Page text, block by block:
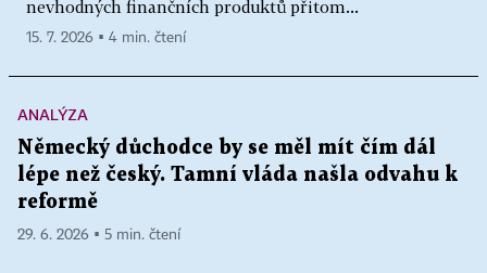
nevhodných finančních produktů přitom...
15. 7. 2026 ▪ 4 min. čtení
ANALÝZA
Německý důchodce by se měl mít čím dál
lépe než český. Tamní vláda našla odvahu k
reformě
29. 6. 2026 ▪ 5 min. čtení